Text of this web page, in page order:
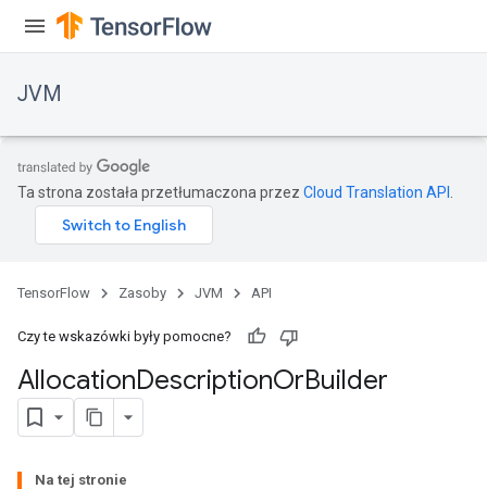
JVM
Ta strona została przetłumaczona przez Cloud Translation API
TensorFlow Zasoby JVM API
Czy te wskazówki były pomocne?
AllocationDescriptionOrBuilder
Na tej stronie